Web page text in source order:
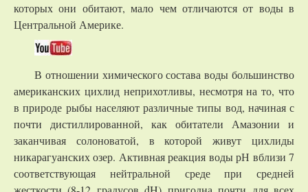
которых они обитают, мало чем отличаются от воды в
Центральной Америке.
В отношении химического состава воды большинство
американских цихлид неприхотливы, несмотря на то, что
в природе рыбы населяют различные типы вод, начиная с
почти дистиллированной, как обитатели Амазонии и
заканчивая солоноватой, в которой живут цихлиды
никарагуанских озер. Активная реакция воды рН вблизи 7
соответствующая нейтральной среде при средней